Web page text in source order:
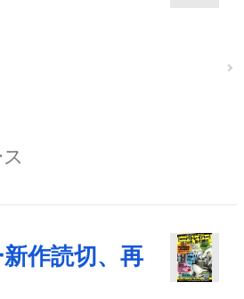
作読切、再